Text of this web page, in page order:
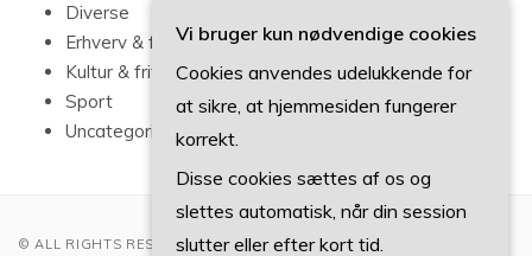
Diverse
Erhverv & forbrug
Kultur & fritid
Sport
Uncategorized
© ALL RIGHTS RESERVED 2022
Vi bruger kun nødvendige cookies
Cookies anvendes udelukkende for
at sikre, at hjemmesiden fungerer
korrekt.
Disse cookies sættes af os og
slettes automatisk, når din session
slutter eller efter kort tid.